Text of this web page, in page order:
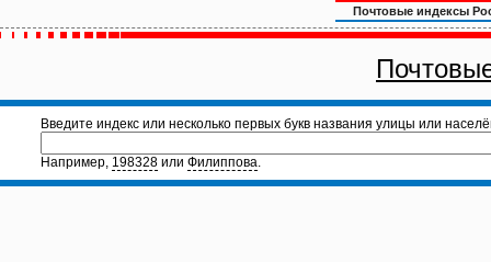
Почтовые индексы
Введите индекс или несколько первых букв названия улицы или
Например, 198328 или Филиппова.